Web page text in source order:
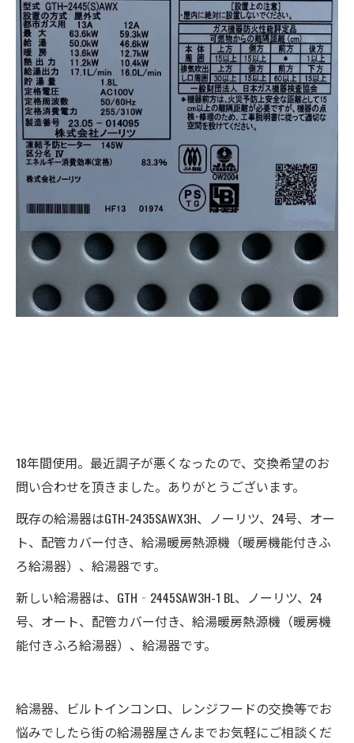
18年間使用。最近調子が悪くなったので、交換希望のお
問い合わせを頂きました。ありがとうございます。
既存の給湯器はGTH-2435SAWX3H、ノーリツ、24号、オー
ト、配管カバー付き、給湯暖房熱源機（暖房機能付きふ
ろ給湯器）、給湯器です。
新しい給湯器は、GTH‐2445SAW3H-1 BL、ノーリツ、24
号、オート、配管カバー付き、給湯暖房熱源機（暖房機
能付きふろ給湯器）、給湯器です。
給湯器、ビルトインコンロ、レンジフードの交換等でお
悩みでしたら街の給湯器屋さんまでお気軽にご相談くだ